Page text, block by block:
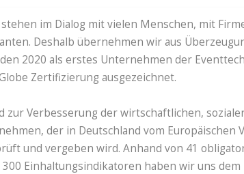
im Dialog mit vielen Menschen, mit
Deshalb übernehmen wir aus
2020 als erstes Unternehmen der
Zertifizierung ausgezeichnet.
zur Verbesserung der wirtschaftlichen,
der in Deutschland vom Europäischen
und vergeben wird. Anhand von 41
Einhaltungsindikatoren haben wir uns dem